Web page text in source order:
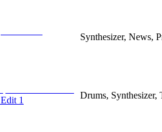
Synthesizer, News,
1
Drums, Synthesizer,